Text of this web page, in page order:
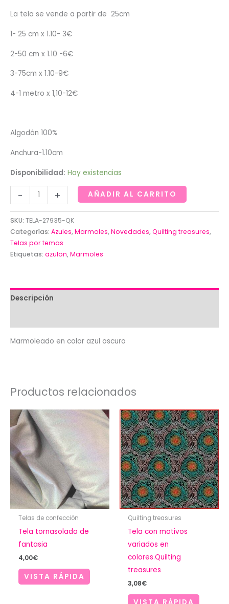
La tela se vende a partir de 25cm
1- 25 cm x 1.10- 3€
2-50 cm x 1.10 -6€
3-75cm x 1.10-9€
4-1 metro x 1,10-12€
Algodón 100%
Anchura-1.10cm
Disponibilidad: Hay existencias
-
Marmoleado
en
color
azul
oscuro
de
cantidad
+ AÑADIR AL CARRITO
SKU: TELA-27935-QK
Categorías: Azules,Marmoles,Novedades,Quilting treasures,
Telas por temas
Etiquetas: azulon,Marmoles
Descripción
Marmoleado en color azul oscuro
Productos relacionados
Telas de confección
Tela tornasolada de
fantasia
4,00€
VISTA RÁPIDA
Quilting treasures
Tela con motivos
variados en
colores.Quilting
treasures
3,08€